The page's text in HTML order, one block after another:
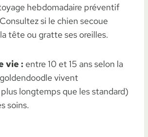
hebdomadaire préventif
si le chien secoue
tête ou gratte ses oreilles.
vie : entre 10 et 15 ans selon la
vivent
longtemps que les standard)
soins.